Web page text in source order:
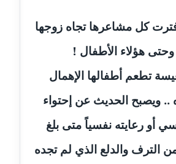
عبد الحليم
عماد
قادري
فترت كل مشاعرها تجاه زوجها
وحتى هؤلاء الأطفال !
تطعم أطفالها الإهمال
.. ويصبح الحديث عن إحتواء
أو رعايته نفسياً متى بلغ
الترف والدلع الذي لم تجده